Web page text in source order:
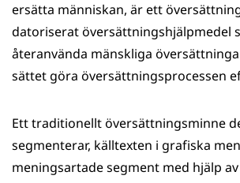
ersätta människan, är ett
datoriserat översättningshjälpmedel
återanvända mänskliga
sättet göra översättningsprocessen
Ett traditionellt översättningsminne
segmenterar, källtexten i grafiska
meningsartade segment med hjälp av